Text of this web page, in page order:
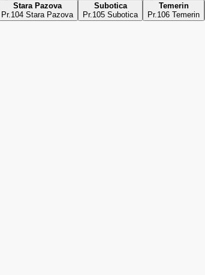
Stara Pazova
Pr.104 Stara Pazova
Subotica
Pr.105 Subotica
Temerin
Pr.106 Temerin